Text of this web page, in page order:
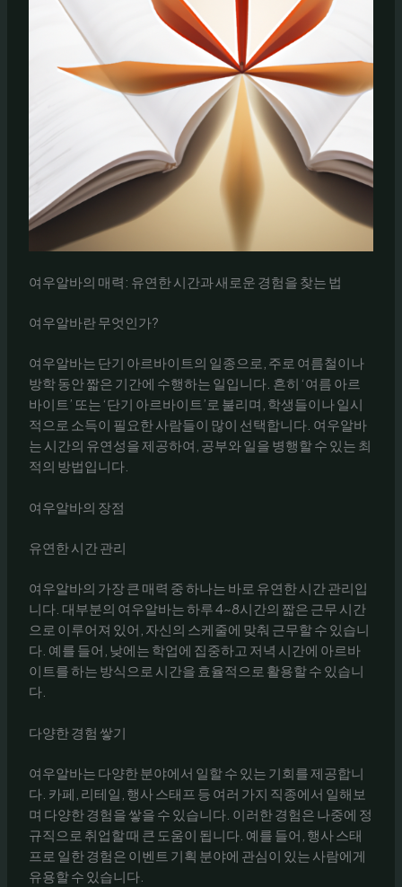
여우알바의 매력: 유연한 시간과 새로운 경험을 찾는 법
여우알바란 무엇인가?
여우알바는 단기 아르바이트의 일종으로, 주로 여름철이나
방학 동안 짧은 기간에 수행하는 일입니다. 흔히 ‘여름 아르
바이트’ 또는 ‘단기 아르바이트’로 불리며, 학생들이나 일시
적으로 소득이 필요한 사람들이 많이 선택합니다. 여우알바
는 시간의 유연성을 제공하여, 공부와 일을 병행할 수 있는 최
적의 방법입니다.
여우알바의 장점
유연한 시간 관리
여우알바의 가장 큰 매력 중 하나는 바로 유연한 시간 관리입
니다. 대부분의 여우알바는 하루 4~8시간의 짧은 근무 시간
으로 이루어져 있어, 자신의 스케줄에 맞춰 근무할 수 있습니
다. 예를 들어, 낮에는 학업에 집중하고 저녁 시간에 아르바
이트를 하는 방식으로 시간을 효율적으로 활용할 수 있습니
다.
다양한 경험 쌓기
여우알바는 다양한 분야에서 일할 수 있는 기회를 제공합니
다. 카페, 리테일, 행사 스태프 등 여러 가지 직종에서 일해보
며 다양한 경험을 쌓을 수 있습니다. 이러한 경험은 나중에 정
규직으로 취업할 때 큰 도움이 됩니다. 예를 들어, 행사 스태
프로 일한 경험은 이벤트 기획 분야에 관심이 있는 사람에게
유용할 수 있습니다.